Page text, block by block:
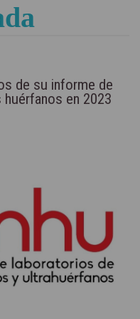
de su informe de
en 2023